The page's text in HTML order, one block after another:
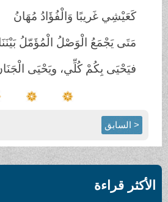
كَعَيْشِي غَريبًا وَالْفُؤَادُ مُهَانُ
مَتَى يَجْمَعُ الْوَصْلُ الْمُؤَمّلُ بَيْنَنَا؟
فيَحْيَى بِكُمْ كُلِّي، ويَحْيَى الْجَنَانُ
< السابق
الأكثر قراءة